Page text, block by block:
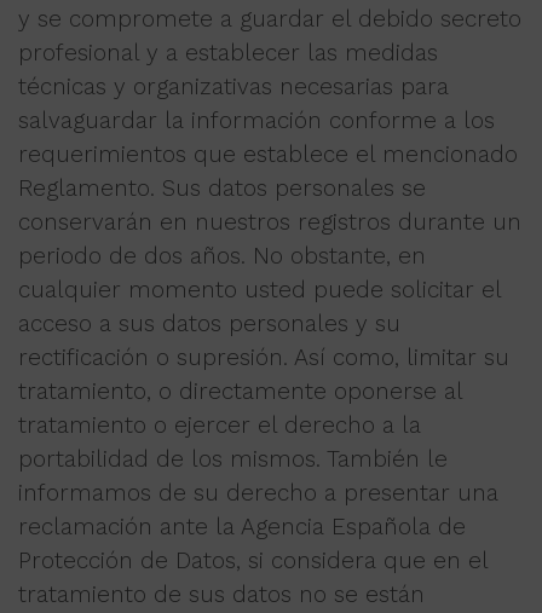
y se compromete a guardar el debido secreto
profesional y a establecer las medidas
técnicas y organizativas necesarias para
salvaguardar la información conforme a los
requerimientos que establece el mencionado
Reglamento. Sus datos personales se
conservarán en nuestros registros durante un
periodo de dos años. No obstante, en
cualquier momento usted puede solicitar el
acceso a sus datos personales y su
rectificación o supresión. Así como, limitar su
tratamiento, o directamente oponerse al
tratamiento o ejercer el derecho a la
portabilidad de los mismos. También le
informamos de su derecho a presentar una
reclamación ante la Agencia Española de
Protección de Datos, si considera que en el
tratamiento de sus datos no se están